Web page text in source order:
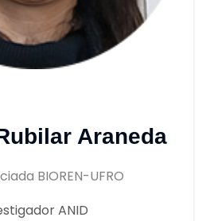
Araneda
BIOREN-UFRO
ANID